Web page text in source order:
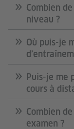
Combien
niveau ?
Où puis-je
Puis-je me
cours à
Combien
examen ?